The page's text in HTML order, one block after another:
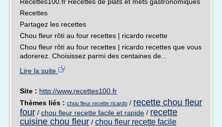
Recettes
Partagez les recettes
Chou fleur rôti au four recettes | ricardo recette
Chou fleur rôti au four recettes | ricardo recettes que vous
adorerez. Choisissez parmi des centaines de...
Lire la suite
Site : http://www.recettes100.fr
Thèmes liés : chou fleur recette ricardo / recette chou fleur
four / chou fleur recette facile et rapide / recette
cuisine chou fleur / chou fleur recette facile